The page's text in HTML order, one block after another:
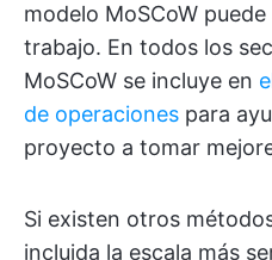
modelo MoSCoW
trabajo. En todos los
MoSCoW se incluye en
de operaciones para
proyecto a tomar
Si existen otros
incluida la escala más